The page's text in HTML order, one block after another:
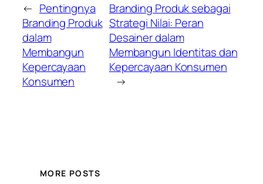
← Pentingnya
Branding Produk
dalam
Membangun
Kepercayaan
Konsumen
Branding Produk sebagai
Strategi Nilai: Peran
Desainer dalam
Membangun Identitas dan
Kepercayaan Konsumen
→
MORE POSTS